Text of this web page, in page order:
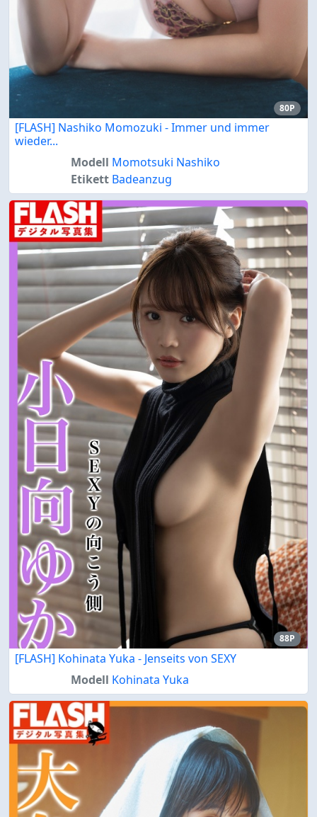
80P
[FLASH] Nashiko Momozuki - Immer und immer
wieder...
Modell Momotsuki Nashiko
Etikett Badeanzug
88P
[FLASH] Kohinata Yuka - Jenseits von SEXY
Modell Kohinata Yuka